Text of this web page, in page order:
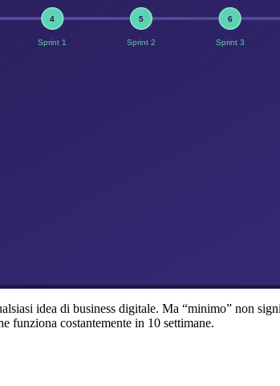
idea di business digitale. Ma “minimo” non
funziona costantemente in 10 settimane.